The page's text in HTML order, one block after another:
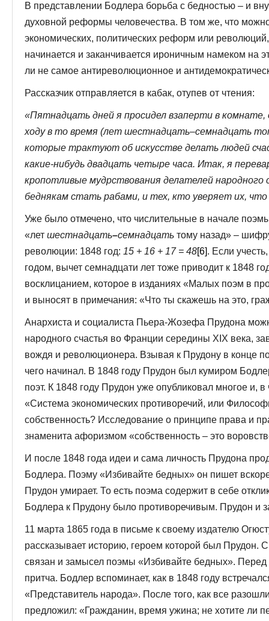
В представлении Бодлера борьба с бедностью – и
духовной реформы человечества. В том же, что
экономических, политических реформ или
начинается и заканчивается ироничным намеком на
ли не самое антиреволюционное и
Рассказчик отправляется в кабак, отупев от чтения:
«Пятнадцать дней я просидел взаперти в
ходу в то время (лет шестнадцать–семнадцать
которые трактуют об искусстве делать людей
какие-нибудь двадцать четыре часа. Итак, я
кропотливые мудрствования делателей народного
беднякам стать рабами, и тех, кто уверяет их, что
Уже было отмечено, что числительные в начале
«лет шестнадцать–семнадцать тому назад» –
революции: 1848 год: 15 + 16 + 17 = 48[6]. Если
годом, вычет семнадцати лет тоже приводит к 1848
восклицанием, которое в изданиях «Малых поэм в
и выносят в примечания: «Что ты скажешь на это,
Анархиста и социалиста Пьера-Жозефа Прудона
народного счастья во Франции середины XIX века,
вождя и революционера. Взывая к Прудону в конце
чего начинал. В 1848 году Прудон был кумиром
поэт. К 1848 году Прудон уже опубликовал многое и,
«Система экономических противоречий, или
собственность? Исследование о принципе права и
знаменита афоризмом «собственность – это
И после 1848 года идеи и сама личность Прудона
Бодлера. Поэму «Избивайте бедных» он пишет
Прудон умирает. То есть поэма содержит в себе
Бодлера к Прудону было противоречивым. Прудон и
11 марта 1865 года в письме к своему издателю
рассказывает историю, героем которой был Прудон.
связан и замысел поэмы «Избивайте бедных».
притча. Бодлер вспоминает, как в 1848 году
«Представитель народа». После того, как все
предложил: «Гражданин, время ужина; не хотите ли